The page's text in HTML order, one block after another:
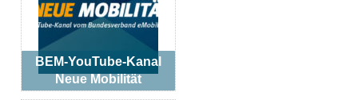
BEM-YouTube-Kanal
Neue Mobilität